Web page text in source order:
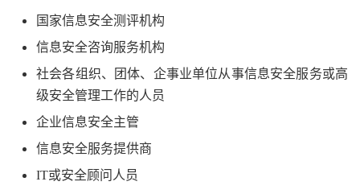
国家信息安全测评机构
信息安全咨询服务机构
社会各组织、团体、企事业单位从事信息安全服务或高
级安全管理工作的人员
企业信息安全主管
信息安全服务提供商
IT或安全顾问人员